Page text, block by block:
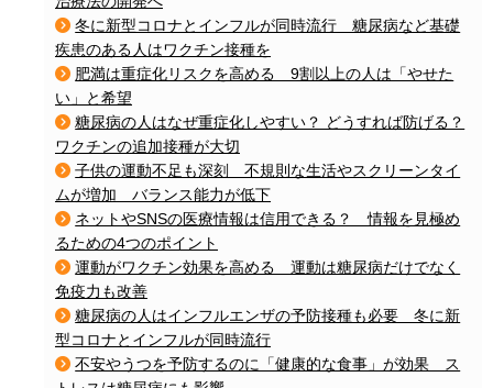
冬に新型コロナとインフルが同時流行 糖尿病など基礎
疾患のある人はワクチン接種を
肥満は重症化リスクを高める 9割以上の人は「やせた
い」と希望
糖尿病の人はなぜ重症化しやすい？ どうすれば防げる？
ワクチンの追加接種が大切
子供の運動不足も深刻 不規則な生活やスクリーンタイ
ムが増加 バランス能力が低下
ネットやSNSの医療情報は信用できる？ 情報を見極め
るための4つのポイント
運動がワクチン効果を高める 運動は糖尿病だけでなく
免疫力も改善
糖尿病の人はインフルエンザの予防接種も必要 冬に新
型コロナとインフルが同時流行
不安やうつを予防するのに「健康的な食事」が効果 ス